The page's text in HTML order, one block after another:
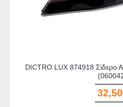
DICTRO LUX 874918 Σίδερο